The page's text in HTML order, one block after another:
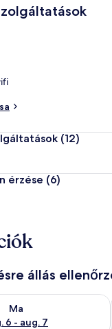
(12)
érzése (6)
állás
Ma
6 - aug. 7
állás